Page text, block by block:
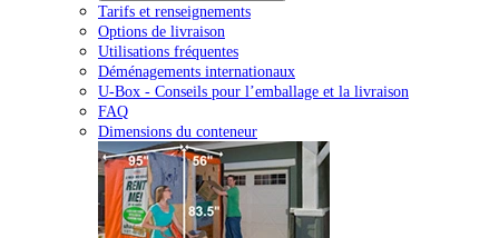
Tarifs et renseignements
Options de livraison
Utilisations fréquentes
Déménagements internationaux
U-Box - Conseils pour l’emballage et la livraison
FAQ
Dimensions du conteneur